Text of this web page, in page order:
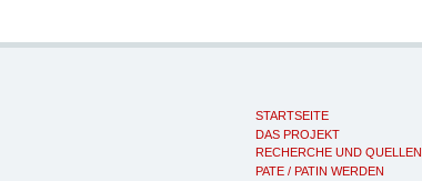
STARTSEITE
DAS PROJEKT
RECHERCHE UND QUELLEN
PATE / PATIN WERDEN